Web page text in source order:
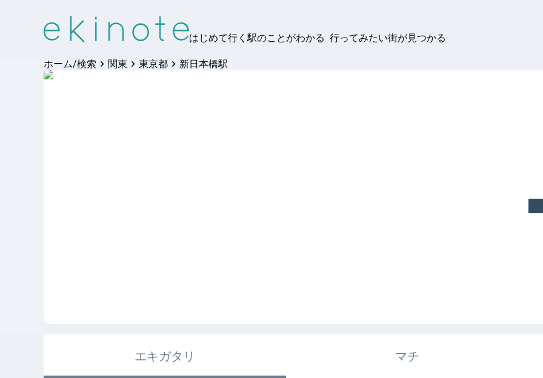
はじめて行く駅のことがわかる 行ってみたい街が見つかる
ホーム/検索 関東 東京都 新日本橋駅
エキガタリ マチ